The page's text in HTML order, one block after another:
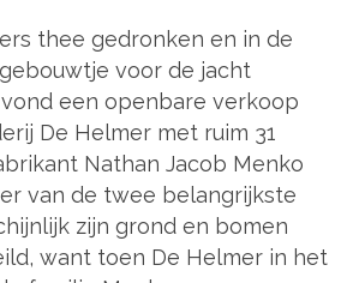
thee gedronken en in de
voor de jacht
een openbare verkoop
De Helmer met ruim 31
Nathan Jacob Menko
van de twee belangrijkste
zijn grond en bomen
want toen De Helmer in het